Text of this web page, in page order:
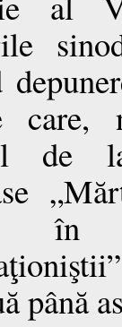
care,
de
în
până